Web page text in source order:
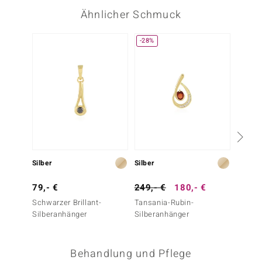
Ähnlicher Schmuck
Silber
79,- €
Schwarzer Brillant-
Silberanhänger
-28%
Silber
249,- € 180,- €
Tansania-Rubin-
Silberanhänger
Behandlung und Pflege